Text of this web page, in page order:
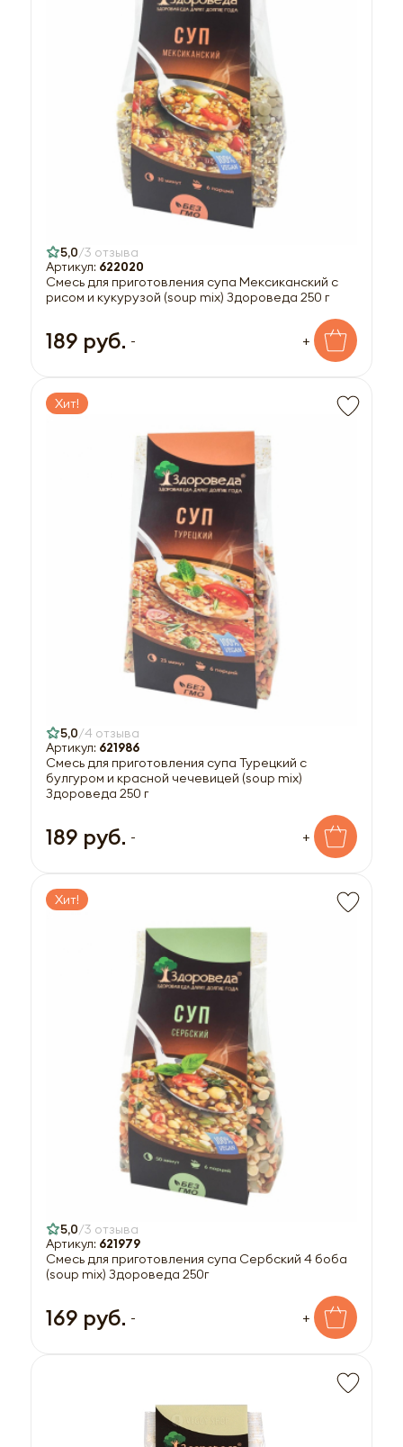
5,0 3 отзыва
Артикул: 622020
Смесь для приготовления супа Мексиканский с
рисом и кукурузой (soup mix) Здороведа 250 г
189 руб. - +
Хит!
5,0 4 отзыва
Артикул: 621986
Смесь для приготовления супа Турецкий с
булгуром и красной чечевицей (soup mix)
Здороведа 250 г
189 руб. - +
Хит!
5,0 3 отзыва
Артикул: 621979
Смесь для приготовления супа Сербский 4 боба
(soup mix) Здороведа 250г
169 руб. - +